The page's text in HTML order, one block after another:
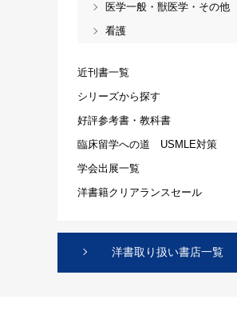
医学一般・獣医学・その他
看護
近刊書一覧
シリーズから探す
好評参考書・教科書
臨床留学への道 USMLE対策
学会出展一覧
洋書籍クリアランスセール
洋書取り扱い書店一覧